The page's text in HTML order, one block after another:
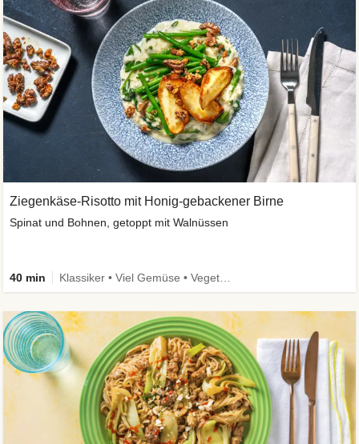
Ziegenkäse-Risotto mit Honig-gebackener Birne
Spinat und Bohnen, getoppt mit Walnüssen
40 min